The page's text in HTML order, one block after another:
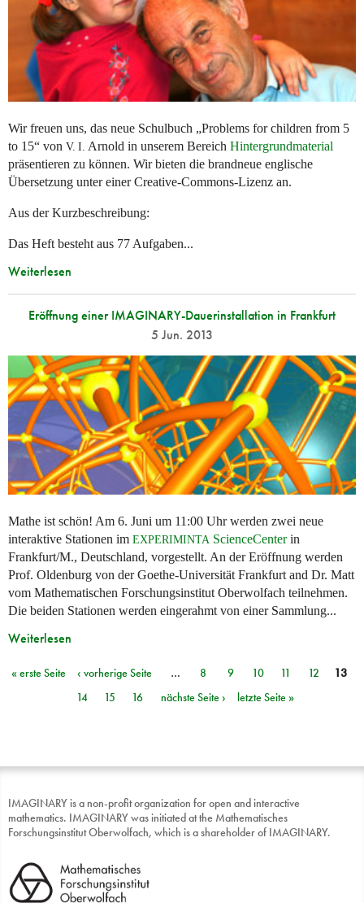
Wir freuen uns, das neue Schulbuch „Problems for children from 5
to 15“ von V. I. Arnold in unserem Bereich Hintergrundmaterial
präsentieren zu können. Wir bieten die brandneue englische
Übersetzung unter einer Creative-Commons-Lizenz an.
Aus der Kurzbeschreibung:
Das Heft besteht aus 77 Aufgaben...
Weiterlesen
Eröffnung einer IMAGINARY-Dauerinstallation in Frankfurt
5 Jun. 2013
Mathe ist schön! Am 6. Juni um 11:00 Uhr werden zwei neue
interaktive Stationen im EXPERIMINTA ScienceCenterin
Frankfurt/M., Deutschland, vorgestellt. An der Eröffnung werden
Prof. Oldenburg von der Goethe-Universität Frankfurt and Dr. Matt
vom Mathematischen Forschungsinstitut Oberwolfach teilnehmen.
Die beiden Stationen werden eingerahmt von einer Sammlung...
Weiterlesen
Seiten
« erste Seite ‹ vorherige Seite … 8 9 10 11 12
13
14
15 16 nächste Seite › letzte Seite »
IMAGINARY is a non-profit organization for open and interactive
mathematics. IMAGINARY was initiated at the Mathematisches
Forschungsinstitut Oberwolfach, which is a shareholder of IMAGINARY.